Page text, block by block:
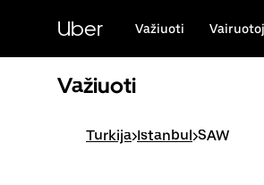
pagrindinio
turinio
Uber Važiuoti
Važiuoti
Turkija>Istanbul>SAW